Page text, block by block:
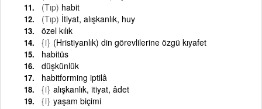
(Tıp) habit
(Tıp) İtiyat, alışkanlık, huy
özel kılık
{i} (Hristiyanlık) din görevlilerine özgü kıyafet
habitüs
düşkünlük
habitforming iptilâ
{i} alışkanlık, itiyat, âdet
{i} yaşam biçimi